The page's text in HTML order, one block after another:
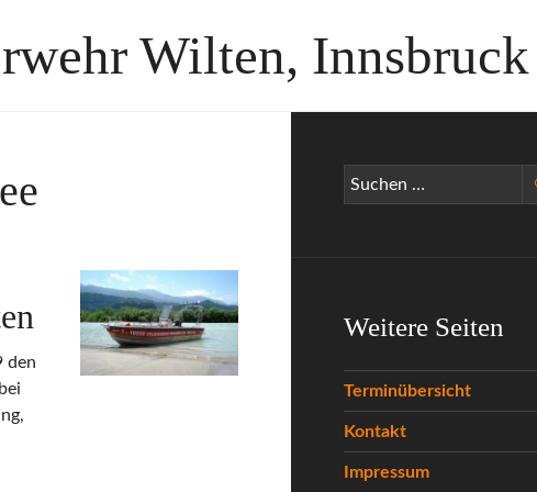
Wilten, Innsbruck
den
Suchen
nach:
Weitere Seiten
Terminübersicht
Kontakt
Impressum